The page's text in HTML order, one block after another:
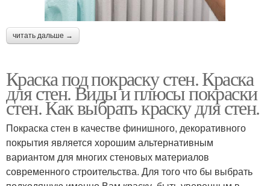
читать дальше →
Краска под покраску стен. Краска
для стен. Виды и плюсы покраски
стен. Как выбрать краску для стен.
Покраска стен в качестве финишного, декоративного
покрытия является хорошим альтернативным
вариантом для многих стеновых материалов
современного строительства. Для того что бы выбрать